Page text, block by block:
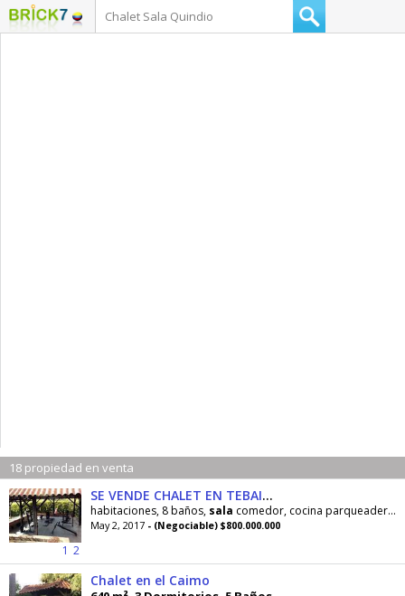
18 propiedad en venta
1 2
SE VENDE CHALET EN TEBAIDA QUINDIO
habitaciones, 8 baños, sala comedor, cocina parqueadero, para 15 carros.
May 2, 2017 - (Negociable) $800.000.000
Chalet en el Caimo